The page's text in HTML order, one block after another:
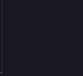
la Ville de